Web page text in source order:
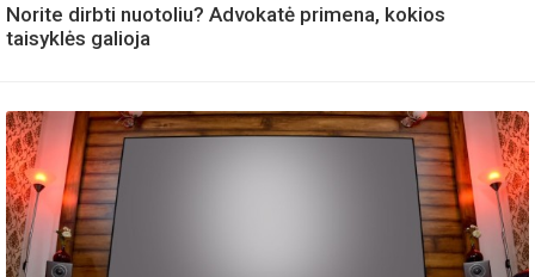
Norite dirbti nuotoliu? Advokatė primena, kokios
taisyklės galioja